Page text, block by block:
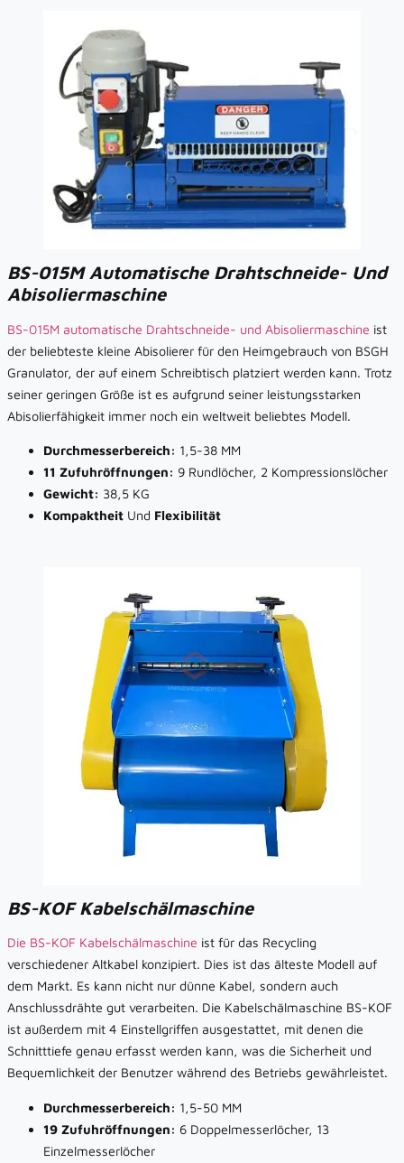
BS-015M Automatische Drahtschneide- Und
Abisoliermaschine
BS-015M automatische Drahtschneide- und Abisoliermaschine ist
der beliebteste kleine Abisolierer für den Heimgebrauch von BSGH
Granulator, der auf einem Schreibtisch platziert werden kann. Trotz
seiner geringen Größe ist es aufgrund seiner leistungsstarken
Abisolierfähigkeit immer noch ein weltweit beliebtes Modell.
Durchmesserbereich: 1,5-38 MM
11 Zufuhröffnungen: 9 Rundlöcher, 2 Kompressionslöcher
Gewicht: 38,5 KG
Kompaktheit Und Flexibilität
BS-KOF Kabelschälmaschine
Die BS-KOF Kabelschälmaschine ist für das Recycling
verschiedener Altkabel konzipiert. Dies ist das älteste Modell auf
dem Markt. Es kann nicht nur dünne Kabel, sondern auch
Anschlussdrähte gut verarbeiten. Die Kabelschälmaschine BS-KOF
ist außerdem mit 4 Einstellgriffen ausgestattet, mit denen die
Schnitttiefe genau erfasst werden kann, was die Sicherheit und
Bequemlichkeit der Benutzer während des Betriebs gewährleistet.
Durchmesserbereich: 1,5-50 MM
19 Zufuhröffnungen: 6 Doppelmesserlöcher, 13
Einzelmesserlöcher